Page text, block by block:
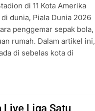
di 11 Kota Amerika
dunia, Piala Dunia 2026
penggemar sepak bola,
rumah. Dalam artikel ini,
di sebelas kota di
Liga Satu